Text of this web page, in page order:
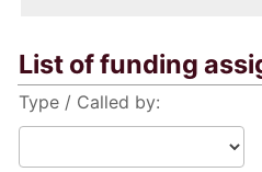
List of funding
Type / Called by: